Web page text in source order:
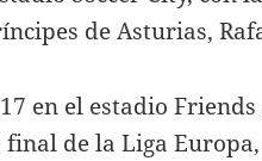
de Asturias,
en el estadio
final de la Liga